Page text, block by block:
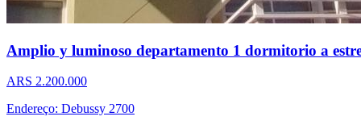
Amplio y luminoso departamento 1 dormitorio a
ARS 2.200.000
Endereço: Debussy 2700